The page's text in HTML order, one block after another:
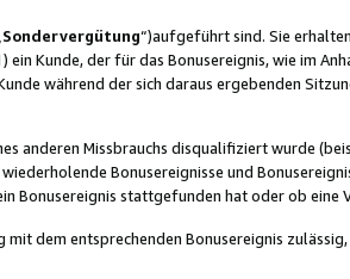
Sondervergütung“)aufgeführt sind. Sie
ein Kunde, der für das Bonusereignis, wie im
während der sich daraus ergebenden
anderen Missbrauchs disqualifiziert wurde
Bonusereignisse und
Bonusereignis stattgefunden hat oder ob eine
dem entsprechenden Bonusereignis